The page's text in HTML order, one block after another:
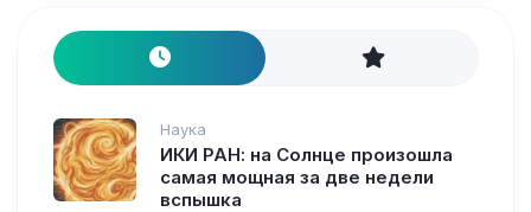
Наука
ИКИ РАН: на Солнце произошла
самая мощная за две недели
вспышка